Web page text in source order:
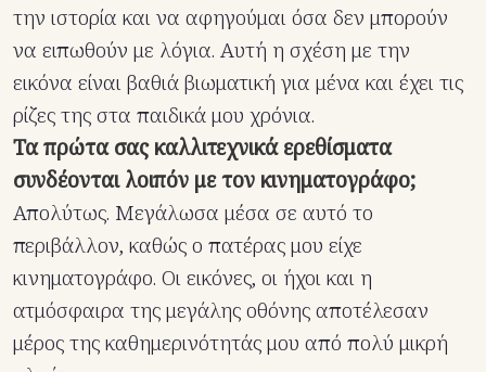
την ιστορία και να αφηγούμαι όσα δεν μπορούν
να ειπωθούν με λόγια. Αυτή η σχέση με την
εικόνα είναι βαθιά βιωματική για μένα και έχει τις
ρίζες της στα παιδικά μου χρόνια.
Τα πρώτα σας καλλιτεχνικά ερεθίσματα
συνδέονται λοιπόν με τον κινηματογράφο;
Απολύτως. Μεγάλωσα μέσα σε αυτό το
περιβάλλον, καθώς ο πατέρας μου είχε
κινηματογράφο. Οι εικόνες, οι ήχοι και η
ατμόσφαιρα της μεγάλης οθόνης αποτέλεσαν
μέρος της καθημερινότητάς μου από πολύ μικρή